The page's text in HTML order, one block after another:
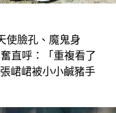
使臉孔、魔鬼身
直呼：「重複看了
峮峮被小小鹹豬手